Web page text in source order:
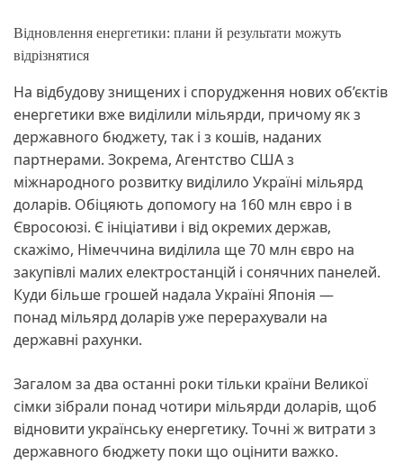
Відновлення енергетики: плани й результати можуть
відрізнятися
На відбудову знищених і спорудження нових об’єктів
енергетики вже виділили мільярди, причому як з
державного бюджету, так і з кошів, наданих
партнерами. Зокрема, Агентство США з
міжнародного розвитку виділило Україні мільярд
доларів. Обіцяють допомогу на 160 млн євро і в
Євросоюзі. Є ініціативи і від окремих держав,
скажімо, Німеччина виділила ще 70 млн євро на
закупівлі малих електростанцій і сонячних панелей.
Куди більше грошей надала Україні Японія —
понад мільярд доларів уже перерахували на
державні рахунки.
Загалом за два останні роки тільки країни Великої
сімки зібрали понад чотири мільярди доларів, щоб
відновити українську енергетику. Точні ж витрати з
державного бюджету поки що оцінити важко.